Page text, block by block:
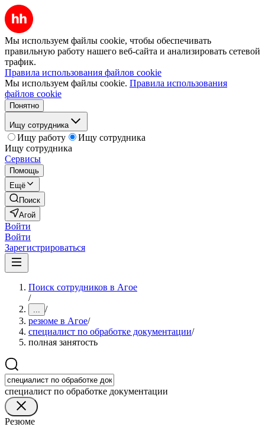
Мы используем файлы cookie, чтобы обеспечивать
правильную работу нашего веб-сайта и анализировать сетевой
трафик.
Правила использования файлов cookie
Мы используем файлы cookie. Правила использования
файлов cookie
Понятно
Ищу сотрудника
Ищу работу
Ищу сотрудника
Ищу сотрудника
Сервисы
Помощь
Ещё
Поиск
Агой
Войти
Войти
Зарегистрироваться
Поиск сотрудников в Агое
/
... /
резюме в Агое/
специалист по обработке документации/
полная занятость
специалист по обработке документации
Резюме